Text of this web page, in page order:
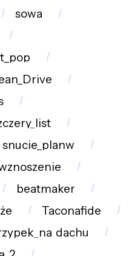
sowa
snucie_planw
beatmaker
Taconafide